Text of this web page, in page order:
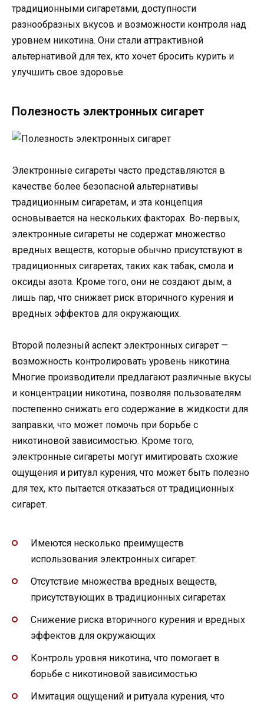
традиционными сигаретами, доступности
разнообразных вкусов и возможности контроля над
уровнем никотина. Они стали аттрактивной
альтернативой для тех, кто хочет бросить курить и
улучшить свое здоровье.
Полезность электронных сигарет
Электронные сигареты часто представляются в
качестве более безопасной альтернативы
традиционным сигаретам, и эта концепция
основывается на нескольких факторах. Во-первых,
электронные сигареты не содержат множество
вредных веществ, которые обычно присутствуют в
традиционных сигаретах, таких как табак, смола и
оксиды азота. Кроме того, они не создают дым, а
лишь пар, что снижает риск вторичного курения и
вредных эффектов для окружающих.
Второй полезный аспект электронных сигарет —
возможность контролировать уровень никотина.
Многие производители предлагают различные вкусы
и концентрации никотина, позволяя пользователям
постепенно снижать его содержание в жидкости для
заправки, что может помочь при борьбе с
никотиновой зависимостью. Кроме того,
электронные сигареты могут имитировать схожие
ощущения и ритуал курения, что может быть полезно
для тех, кто пытается отказаться от традиционных
сигарет.
Имеются несколько преимуществ
использования электронных сигарет:
Отсутствие множества вредных веществ,
присутствующих в традиционных сигаретах
Снижение риска вторичного курения и вредных
эффектов для окружающих
Контроль уровня никотина, что помогает в
борьбе с никотиновой зависимостью
Имитация ощущений и ритуала курения, что